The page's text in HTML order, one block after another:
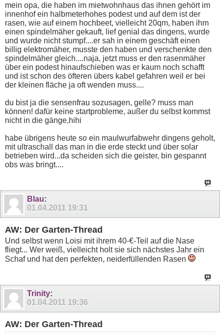
mein opa, die haben im mietwohnhaus das ihnen gehört im
innenhof ein halbmeterhohes podest und auf dem ist der
rasen, wie auf einem hochbeet, vielleicht 20qm, haben ihm
einen spindelmäher gekauft, lief genial das dingens, wurde
und wurde nicht stumpf....er sah in einem geschäft einen
billig elektromäher, musste den haben und verschenkte den
spindelmäher gleich....naja, jetzt muss er den rasenmäher
über ein podest hinaufschieben was er kaum noch schafft
und ist schon des öfteren übers kabel gefahren weil er bei
der kleinen fläche ja oft wenden muss....
du bist ja die sensenfrau sozusagen, gelle? muss man
können! dafür keine startprobleme, außer du selbst kommst
nicht in die gänge,hihi
habe übrigens heute so ein maulwurfabwehr dingens geholt,
mit ultraschall das man in die erde steckt und über solar
betrieben wird...da scheiden sich die geister, bin gespannt
obs was bringt....
Blau:
01.04.2011 19:31
AW: Der Garten-Thread
Und selbst wenn Loisi mit ihrem 40-€-Teil auf die Nase
fliegt... Wer weiß, vielleicht holt sie sich nächstes Jahr ein
Schaf und hat den perfekten, neiderfüllenden Rasen
Trinity:
01.04.2011 19:36
AW: Der Garten-Thread